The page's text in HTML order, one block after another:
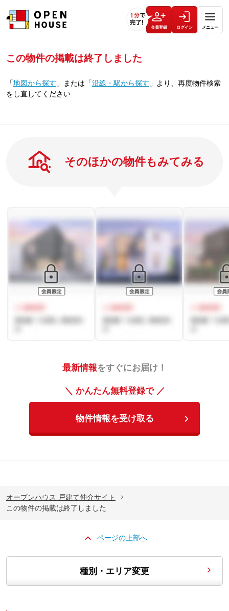
会員登録 ログイン メニュー
この物件の掲載は終了しました
「地図から探す 」 または 「沿線・駅から探す 」 より、再度物件検索
をし直してください
そのほかの物件もみてみる
最新情報をすぐにお届け！
＼ かんたん無料登録で ／
物件情報を受け取る
オープンハウス 戸建て仲介サイト
この物件の掲載は終了しました
ページの上部へ
種別・エリア変更